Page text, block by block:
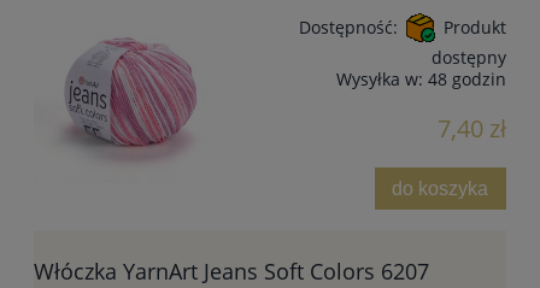
Dostępność:
Produkt
dostępny
Wysyłka w: 48 godzin
7,40 zł
do koszyka
Włóczka YarnArt Jeans Soft Colors 6207